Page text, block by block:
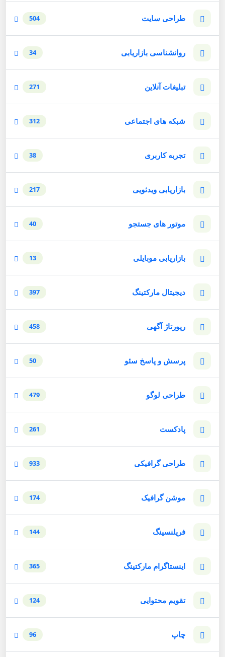
طراحی سایت 504
روانشناسی بازاریابی 34
تبلیغات آنلاین 271
شبکه های اجتماعی 312
تجربه کاربری 38
بازاریابی ویدئویی 217
موتور های جستجو 40
بازاریابی موبایلی 13
دیجیتال مارکتینگ 397
رپورتاژ آگهی 458
پرسش و پاسخ سئو 50
طراحی لوگو 479
پادکست 261
طراحی گرافیکی 933
موشن گرافیک 174
فریلنسینگ 144
اینستاگرام مارکتینگ 365
تقویم محتوایی 124
چاپ 96